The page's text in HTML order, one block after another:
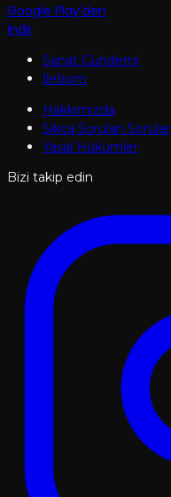
Google Play'den
İndir
Sanat Gündemi
İletişim
Hakkımızda
Sıkça Sorulan Sorular
Yasal Hükümler
Bizi takip edin